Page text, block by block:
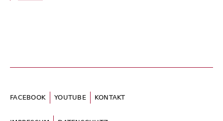
FACEBOOK YOUTUBE KONTAKT